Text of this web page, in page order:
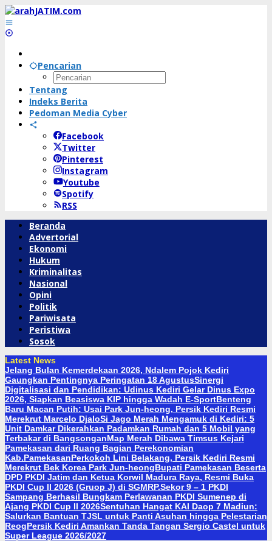
Lewati
ke
konten
Pencarian
Tentang
Indeks Berita
Pedoman Media Cyber
Facebook
Twitter
Pinterest
Instagram
Youtube
Spotify
RSS
Beranda
Advertorial
Ekonomi
Hukum
Kriminalitas
Nasional
Opini
Politik
Pariwisata
Peristiwa
Sosok
Latest News
Jelang Bulan Kemerdekaan 2026, Ndalem Pojok Kediri
Gaungkan Pentingnya Peringatan 18 AgustusSinergi
Digitalisasi dan Pendidikan: Udinus Kediri Gelar Dinus Expo
2026, Siapkan Beasiswa KIP hingga Wadah E-SportBenteng
Baru Macan Putih: Usai Park Jun-heong, Persik Kediri Resmi
Merekrut Marcelo DjaloSi Jago Merah Mengamuk di Kediri: 5
Unit Damkar Dikerahkan Padamkan Rumah dan 5 Mobil yang
Terbakar di BangsonganMap Merah Dibawa Timsus Kejari
Pamekasan dari Ruang Bagian Perekonomian
Kab.PamekasanPerkokoh Lini Belakang, Persik Kediri Resmi
Merekrut Bek Korea Park Jun-heongBupati Pamekasan Beserta
DPD PKDI Jatim dan Ketua Korwil Madura Raya, Resmi Buka
PKDI Cup II 2026 (Gruop J) di SGMRP.Sekor 9 – 1 PKDI
Sampang Berhasil Bungkam Perlawanan PKDI Sumenep di
Ajang PKDI Cup II 2026Sentuhan Hangat KAI Daop 7 Madiun:
Salurkan Bantuan TJSL untuk Panti Asuhan hingga Pelestarian
ReogPersik Kediri Amankan Tanda Tangan Sergio Castel untuk
Super League 2026/2027